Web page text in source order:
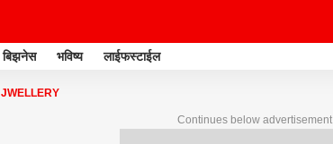
बिझनेस भविष्य लाईफस्टाईल
JWELLERY
Continues below advertisement